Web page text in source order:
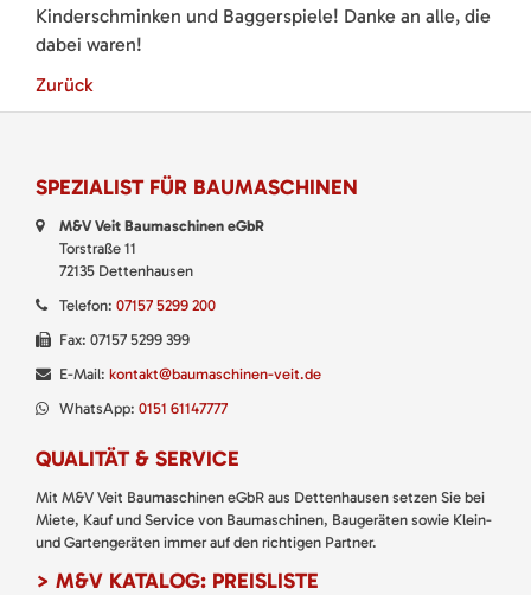
Kinderschminken und Baggerspiele! Danke an alle, die
dabei waren!
Zurück
SPEZIALIST FÜR BAUMASCHINEN
M&V Veit Baumaschinen eGbR
Torstraße 11
72135 Dettenhausen
Telefon: 07157 5299 200
Fax: 07157 5299 399
E-Mail: kontakt@baumaschinen-veit.de
WhatsApp: 0151 61147777
QUALITÄT & SERVICE
Mit M&V Veit Baumaschinen eGbR aus Dettenhausen setzen Sie bei
Miete, Kauf und Service von Baumaschinen, Baugeräten sowie Klein-
und Gartengeräten immer auf den richtigen Partner.
> M&V KATALOG: PREISLISTE